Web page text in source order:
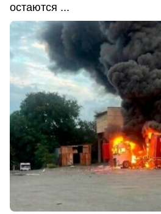
остаются ...